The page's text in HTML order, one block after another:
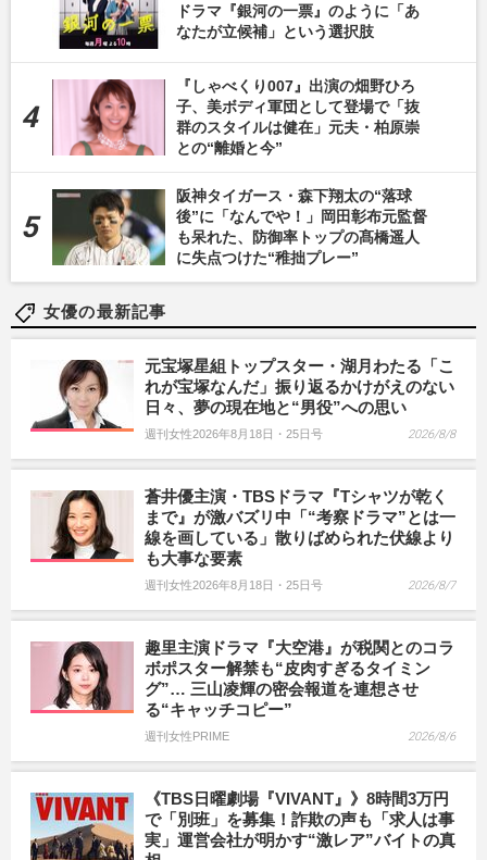
ドラマ『銀河の一票』のように「あ
なたが立候補」という選択肢
『しゃべくり007』出演の畑野ひろ
子、美ボディ軍団として登場で「抜
群のスタイルは健在」元夫・柏原崇
との“離婚と今”
阪神タイガース・森下翔太の“落球
後”に「なんでや！」岡田彰布元監督
も呆れた、防御率トップの髙橋遥人
に失点つけた“稚拙プレー”
女優の最新記事
元宝塚星組トップスター・湖月わたる「こ
れが宝塚なんだ」振り返るかけがえのない
日々、夢の現在地と“男役”への思い
週刊女性2026年8月18日・25日号 2026/8/8
蒼井優主演・TBSドラマ『Tシャツが乾く
まで』が激バズリ中「“考察ドラマ”とは一
線を画している」散りばめられた伏線より
も大事な要素
週刊女性2026年8月18日・25日号 2026/8/7
趣里主演ドラマ『大空港』が税関とのコラ
ボポスター解禁も“皮肉すぎるタイミン
グ”… 三山凌輝の密会報道を連想させ
る“キャッチコピー”
週刊女性PRIME 2026/8/6
《TBS日曜劇場『VIVANT』》8時間3万円
で「別班」を募集！詐欺の声も「求人は事
実」運営会社が明かす“激レア”バイトの真